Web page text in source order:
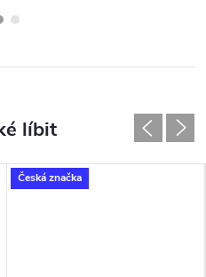
Česká značka